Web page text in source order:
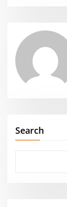
Search